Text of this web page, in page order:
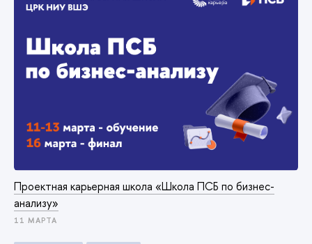
Проектная карьерная школа «Школа ПСБ по бизнес-
анализу»
11 МАРТА